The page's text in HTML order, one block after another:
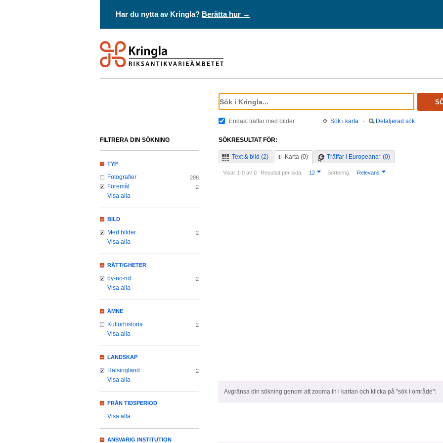
Har du nytta av Kringla? Berätta hur →
Endast träffar med bilder Sök i karta · Detaljerad sök
SÖKRESULTAT FÖR:
Text & bild (2) Karta (0) Träffar i Europeana* (0)
Visar 1-0 av 0 Resultat per sida: 12 Sortering: Relevans
Avgränsa din sökning genom att zooma in i kartan och klicka på "sök i område":
FILTRERA DIN SÖKNING
TYP
Fotografier 298
Föremål 2
Visa alla
BILD
Med bilder 2
Visa alla
RÄTTIGHETER
by-nc-nd 2
Visa alla
ÄMNE
Kulturhistoria 2
Visa alla
LANDSKAP
Hälsingland 2
Visa alla
FRÅN TIDSPERIOD
Visa alla
ANSVARIG INSTITUTION